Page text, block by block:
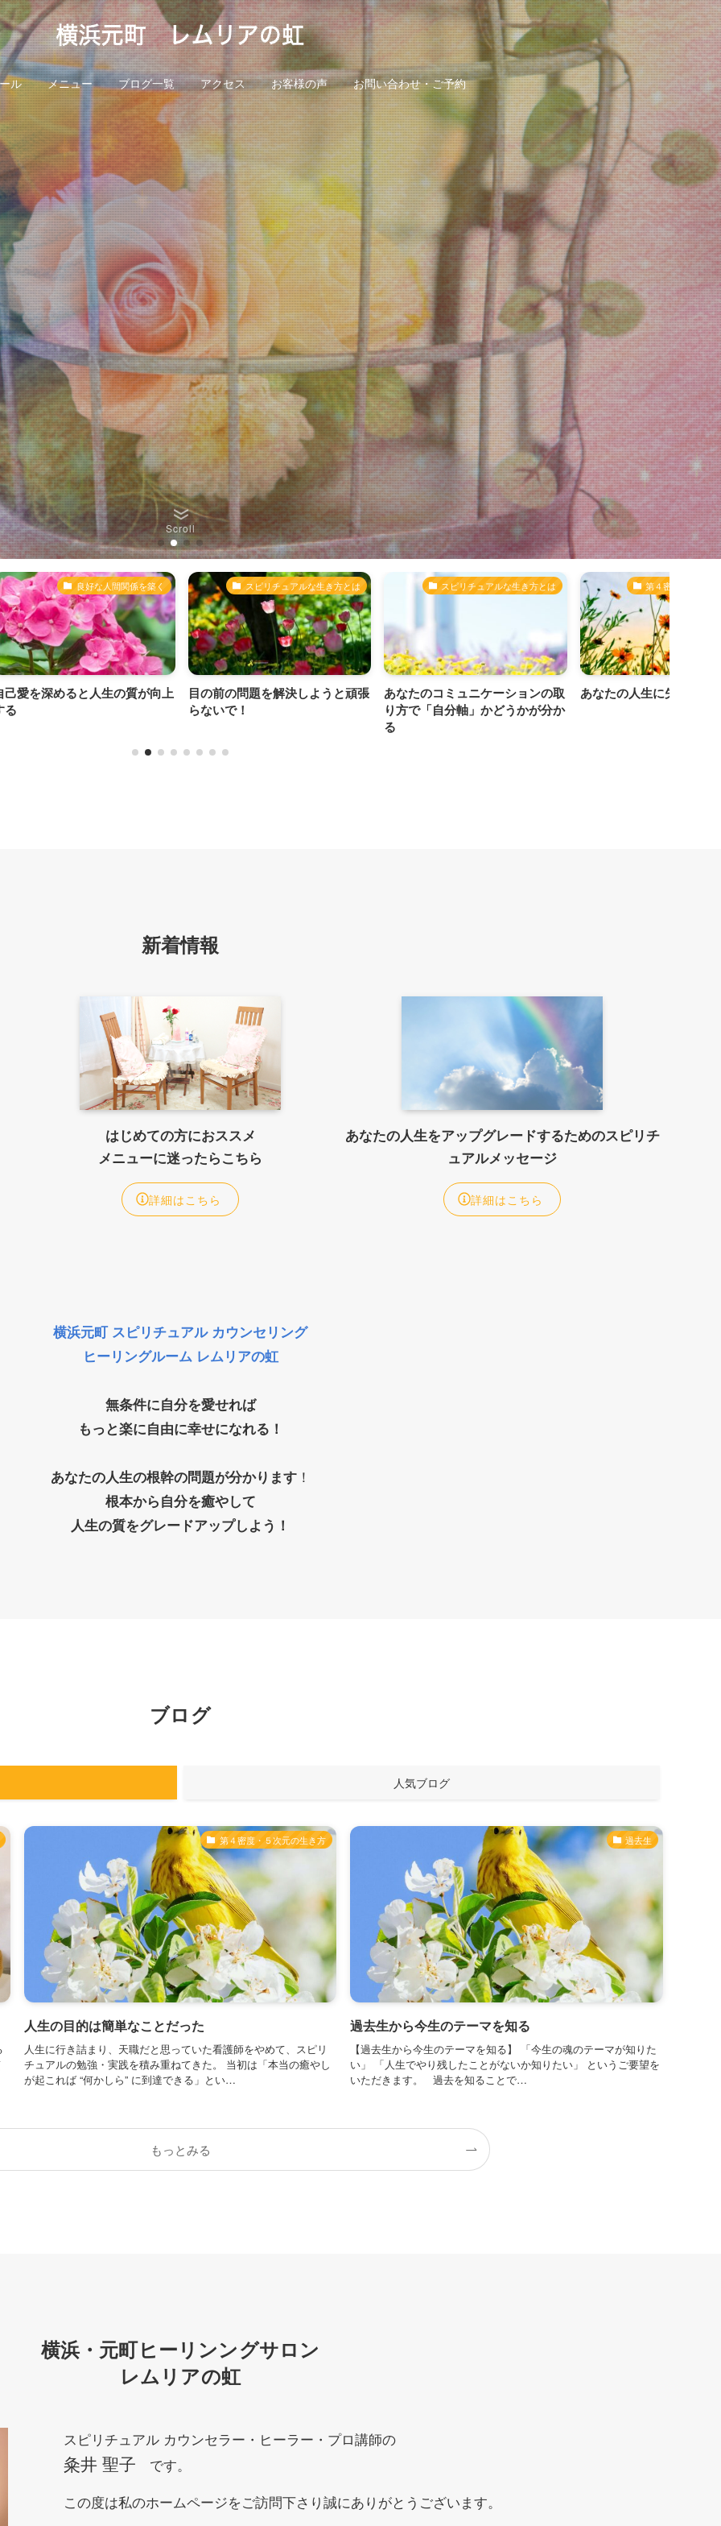
ル メニュー ブログ一覧 アクセス お客様の声 お問い合わせ・ご予約
Scroll
人間関係を築く
の質が向上
スピリチュアルな生き方とは
目の前の問題を解決しようと頑張
スピリチュアルな生き方とは
あなたのコミュニケーションの取
り方で「自分軸」かどうかが分か
第４密度・５次元の生き方
あなたの人生に失敗はない
新着情報
はじめての方におススメ
メニューに迷ったらこちら
詳細はこちら
あなたの人生をアップグレードするためのスピリチ
ュアルメッセージ
詳細はこちら
横浜元町 スピリチュアル カウンセリング
ヒーリングルーム レムリアの虹
無条件に自分を愛せれば
もっと楽に自由に幸せになれる！
あなたの人生の根幹の問題が分かります！
根本から自分を癒やして
人生の質をグレードアップしよう！
ブログ
人気ブログ
第４密度・５次元の生き方
人生の目的は簡単なことだった
人生に行き詰まり、天職だと思っていた看護師をやめて、スピリ
チュアルの勉強・実践を積み重ねてきた。 当初は「本当の癒やし
が起これば “何かしら” に到達できる」とい…
過去生
過去生から今生のテーマを知る
【過去生から今生のテーマを知る】 「今生の魂のテーマが知りた
い」 「人生でやり残したことがないか知りたい」 というご要望を
いただきます。 過去を知ることで…
もっとみる
横浜・元町ヒーリンングサロン
レムリアの虹
スピリチュアル カウンセラー・ヒーラー・プロ講師の
粂井 聖子 です。
この度は私のホームページをご訪問下さり誠にありがとうございます。